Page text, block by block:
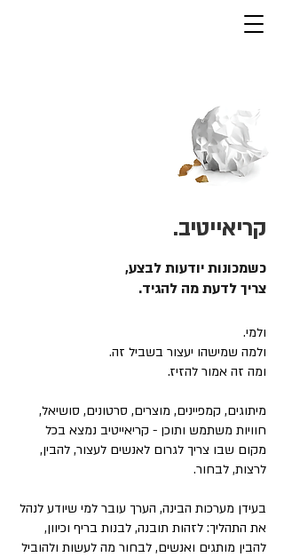
קריאייטיב.
כשמכונות יודעות לבצע,
צריך לדעת מה להגיד.
ולמי.
ולמה שמישהו יעצור בשביל זה.
ומה זה אמור להזיז.
מיתוגים, קמפיינים, מוצרים, סרטונים, סושיאל,
חוויות משתמש ותוכן - קריאייטיב נמצא בכל
מקום שבו צריך לגרום לאנשים לעצור, להבין,
לרצות, לבחור.
בעידן מערכות הבינה, הערך עובר למי שיודע לנהל
את התהליך: לזהות תובנה, לבנות בריף וכיוון,
להבין מותגים ואנשים, לבחור מה לעשות ולהוביל